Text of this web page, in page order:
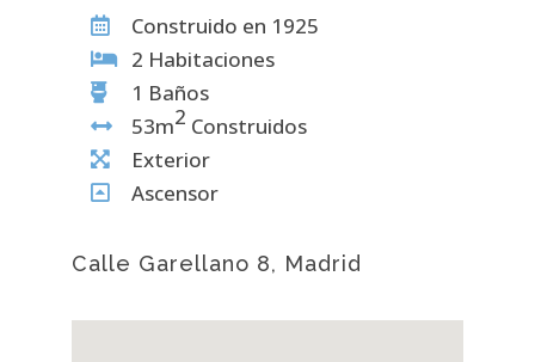
Construido en 1925
2 Habitaciones
1 Baños
53m2 Construidos
Exterior
Ascensor
Calle Garellano 8, Madrid